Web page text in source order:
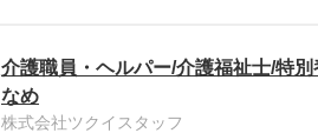
介護職員・ヘルパー/介護福祉士/特
なめ
株式会社ツクイスタッフ